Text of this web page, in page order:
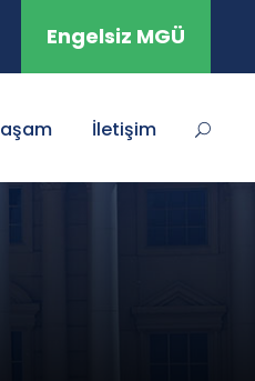
Engelsiz MGÜ
İletişim